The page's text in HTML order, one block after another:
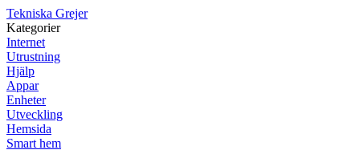
Tekniska Grejer
Kategorier
Internet
Utrustning
Hjälp
Appar
Enheter
Utveckling
Hemsida
Smart hem